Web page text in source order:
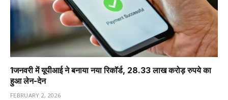
1️जनवरी में यूपीआई ने बनाया नया रिकॉर्ड, 28.33 लाख करोड़ रुपये का
हुआ लेन-देन
FEBRUARY 2, 2026